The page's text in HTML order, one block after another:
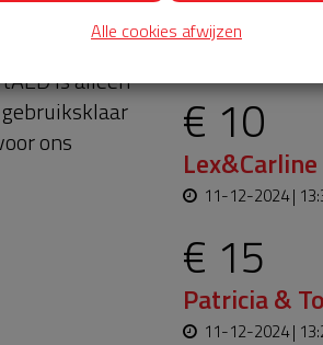
onze
hangen op
is alleen
ons
€ 10
Lex&Carline
11-12-2024 |
€ 15
Patricia &
11-12-2024 |
Alle cookies afwijzen